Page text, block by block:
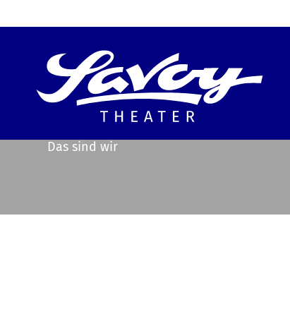
Highlights
Service & Information
Das sind wir